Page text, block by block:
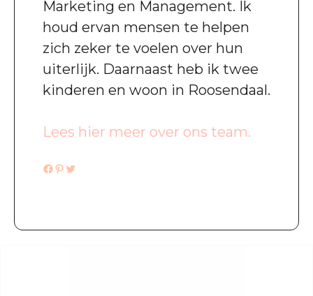
Marketing en Management. Ik
houd ervan mensen te helpen
zich zeker te voelen over hun
uiterlijk. Daarnaast heb ik twee
kinderen en woon in Roosendaal.
Lees hier meer over ons team.
Facebook
Pinterest
Twitter